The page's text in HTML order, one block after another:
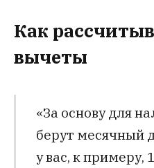
Как
вычеты
«За основу для
берут месячный
у вас, к примеру,